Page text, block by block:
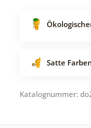
Satte
Katalognummer: